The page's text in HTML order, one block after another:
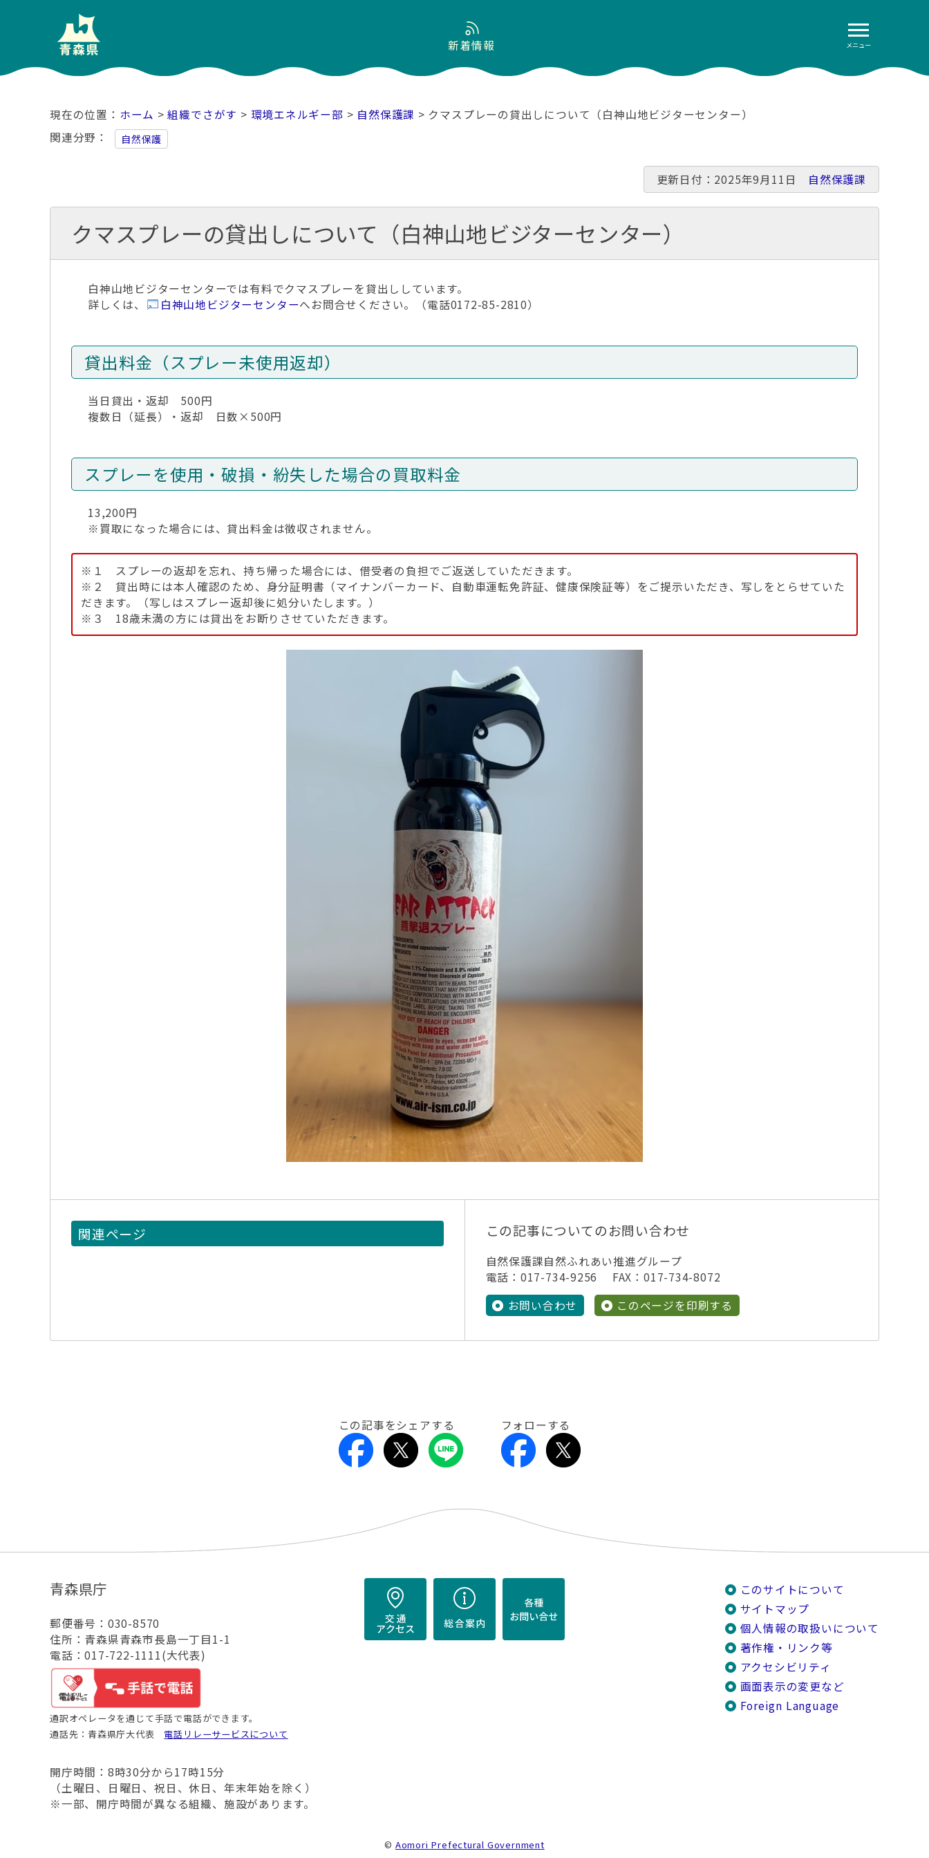
メニュー
新着情報
ホーム >組織でさがす > 環境エネルギー部 > 自然保護課 > クマスプレーの貸出しについて（白神山地ビジターセンター）
関連分野
自然保護
更新日付：2025年9月11日 自然保護課
クマスプレーの貸出しについて（白神山地ビジターセンター）
白神山地ビジターセンターでは有料でクマスプレーを貸出ししています。
詳しくは、
白神山地ビジターセンターへお問合せください。（電話0172-85-2810）
貸出料金（スプレー未使用返却）
当日貸出・返却 500円
複数日（延長）・返却 日数×500円
スプレーを使用・破損・紛失した場合の買取料金
13,200円
※買取になった場合には、貸出料金は徴収されません。
※１ スプレーの返却を忘れ、持ち帰った場合には、借受者の負担でご返送していただきます。
※２ 貸出時には本人確認のため、身分証明書（マイナンバーカード、自動車運転免許証、健康保険証等）をご提示いただき、写しをとらせていた
だきます。（写しはスプレー返却後に処分いたします。）
※３ 18歳未満の方には貸出をお断りさせていただきます。
関連ページ この記事についてのお問い合わせ
自然保護課自然ふれあい推進グループ
電話：017-734-9256 FAX：017-734-8072
お問い合わせ
このページを印刷する
この記事をシェアする フォローする
青森県庁
郵便番号：030-8570
住所：青森県青森市長島一丁目1-1
電話：017-722-1111(大代表)
通訳オペレータを通じて手話で電話ができます。
通話先：青森県庁大代表 電話リレーサービスについて
開庁時間：8時30分から17時15分
（土曜日、日曜日、祝日、休日、年末年始を除く）
※一部、開庁時間が異なる組織、施設があります。
このサイトについて
サイトマップ
個人情報の取扱いについて
著作権・リンク等
アクセシビリティ
画面表示の変更など
Foreign Language
© Aomori Prefectural Government